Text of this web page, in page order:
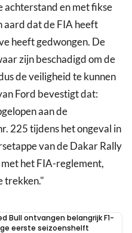
achterstand en met fikse
aard dat de FIA heeft
heeft gedwongen. De
zijn beschadigd om de
de veiligheid te kunnen
Ford bevestigt dat:
aan de
225 tijdens het ongeval in
van de Dakar Rally
het FIA-reglement,
trekken."
Bull ontvangen belangrijk F1-
eerste seizoenshelft